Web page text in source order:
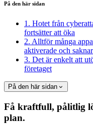
På den här sidan
1. Hotet från
fortsätter att öka
2. Alltför många
aktiverade och
3. Det är enkelt att
företaget
På den här sidan
Få kraftfull, pålitlig
plan.